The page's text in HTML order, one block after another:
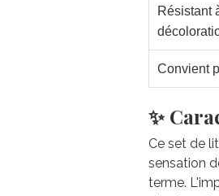
Résistant
Convient
✨
Ce set de
sensation
terme.